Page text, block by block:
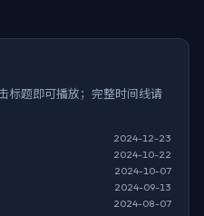
标题即可播放；完整时间线请
2024-12-23
2024-10-22
2024-10-07
2024-09-13
2024-08-07